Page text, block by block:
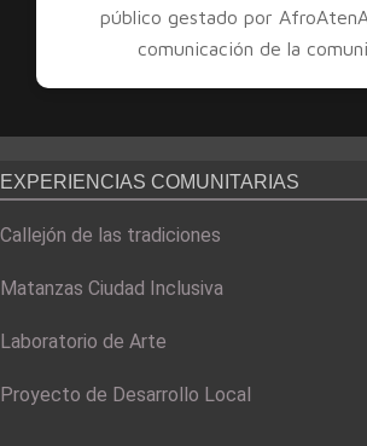
público gestado por
comunicación de la
EXPERIENCIAS COMUNITARIAS
Callejón de las tradiciones
Matanzas Ciudad Inclusiva
Laboratorio de Arte
Proyecto de Desarrollo Local